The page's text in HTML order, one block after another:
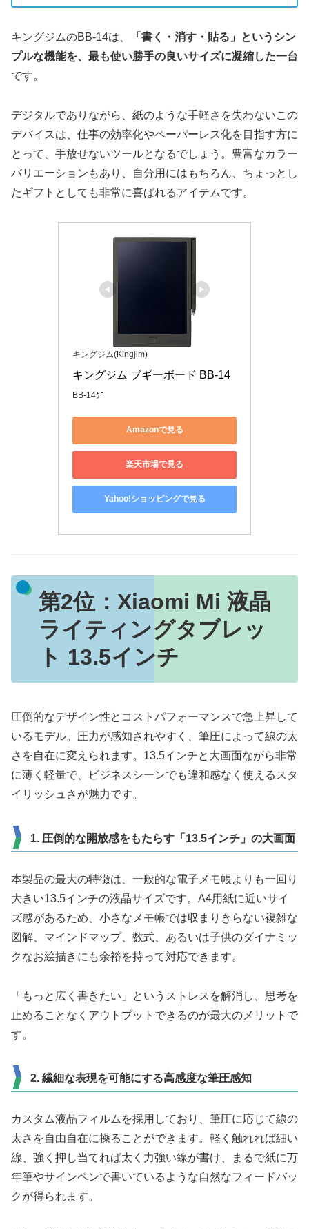
キングジムのBB-14は、
「書く・消す・貼る」というシン
プルな機能を、最も使い勝手の良いサイズに凝縮した一台
です。
デジタルでありながら、紙のような手軽さを失わないこの
デバイスは、仕事の効率化やペーパーレス化を目指す方に
とって、手放せないツールとなるでしょう。豊富なカラー
バリエーションもあり、自分用にはもちろん、ちょっとし
たギフトとしても非常に喜ばれるアイテムです。
キングジム(Kingjim)
キングジム ブギーボード BB-14
BB-14ｸﾛ
Amazonで見る
楽天市場で見る
Yahoo!ショッピングで見る
第2位： Xiaomi Mi 液晶
ライティングタブレッ
ト 13.5インチ
圧倒的なデザイン性とコストパフォーマンスで急上昇して
いるモデル。圧力が感知されやすく、筆圧によって線の太
さを自在に変えられます。13.5インチと大画面ながら非常
に薄く軽量で、ビジネスシーンでも違和感なく使えるスタ
イリッシュさが魅力です。
1. 圧倒的な開放感をもたらす「13.5インチ」の大画面
本製品の最大の特徴は、一般的な電子メモ帳よりも一回り
大きい13.5インチの液晶サイズです。A4用紙に近いサイ
ズ感があるため、小さなメモ帳では収まりきらない複雑な
図解、マインドマップ、数式、あるいは子供のダイナミッ
クなお絵描きにも余裕を持って対応できます。
「もっと広く書きたい」というストレスを解消し、思考を
止めることなくアウトプットできるのが最大のメリットで
す。
2. 繊細な表現を可能にする高感度な筆圧感知
カスタム液晶フィルムを採用しており、筆圧に応じて線の
太さを自由自在に操ることができます。軽く触れれば細い
線、強く押し当てれば太く力強い線が書け、まるで紙に万
年筆やサインペンで書いているような自然なフィードバッ
クが得られます。